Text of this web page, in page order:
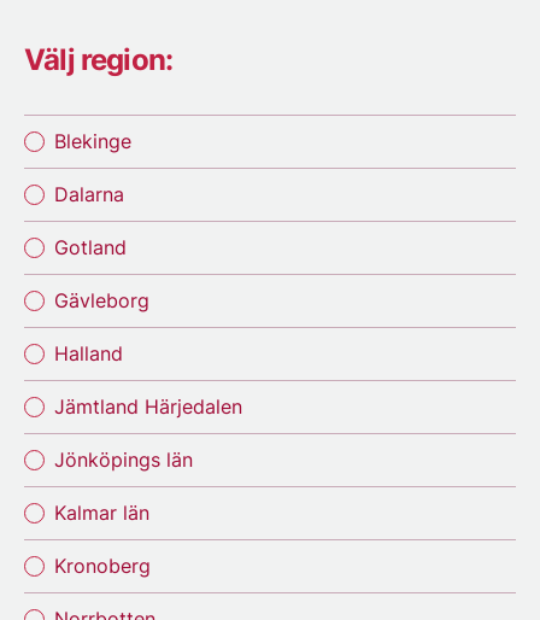
Välj region:
Blekinge
Dalarna
Gotland
Gävleborg
Halland
Jämtland Härjedalen
Jönköpings län
Kalmar län
Kronoberg